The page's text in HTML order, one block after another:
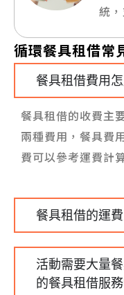
統
循環餐具租借常
餐具租借費用
餐具租借的收費主
兩種費用，餐具費
費可以參考運費計
餐具租借的運
活動需要大量
的餐具租借服